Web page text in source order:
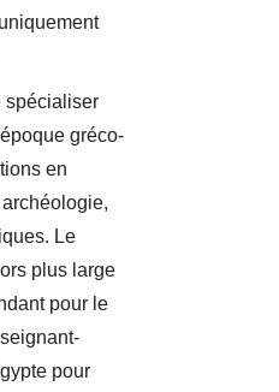
spécialiser
gréco-
en
archéologie,
Le
plus large
pour le
pour